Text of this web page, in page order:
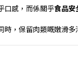
口感，而係關乎食品安
，保留肉類嘅嫩滑多